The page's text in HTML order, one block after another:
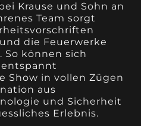
Krause und Sohn an
Team sorgt
die Feuerwerke
So können sich
entspannt
Show in vollen Zügen
aus
und Sicherheit
Erlebnis.